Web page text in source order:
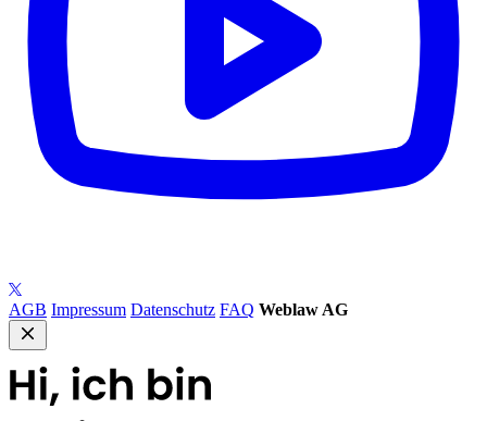
AGB Impressum Datenschutz FAQ Weblaw AG